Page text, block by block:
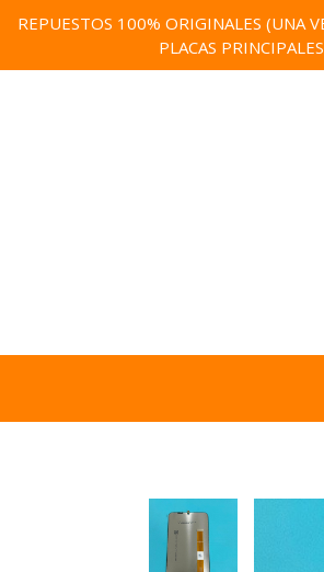
REPUESTOS 100% ORIGINALES (UNA
PLACAS